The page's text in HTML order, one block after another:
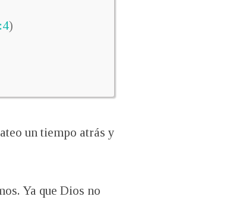
)
un tiempo atrás y
Ya que Dios no